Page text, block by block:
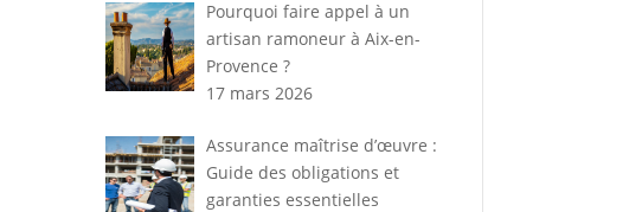
Pourquoi faire appel à un
artisan ramoneur à Aix-en-
Provence ?
17 mars 2026
Assurance maîtrise d’œuvre :
Guide des obligations et
garanties essentielles